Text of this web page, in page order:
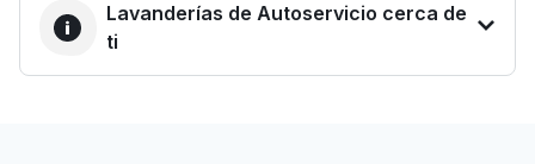
Lavanderías de Autoservicio cerca de
ti